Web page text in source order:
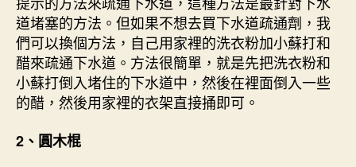
道堵塞的方法。但如果不想去買下水道疏通劑，我
們可以換個方法，自己用家裡的洗衣粉加小蘇打和
醋來疏通下水道。方法很簡單，就是先把洗衣粉和
小蘇打倒入堵住的下水道中，然後在裡面倒入一些
的醋，然後用家裡的衣架直接捅即可。
2、圓木棍